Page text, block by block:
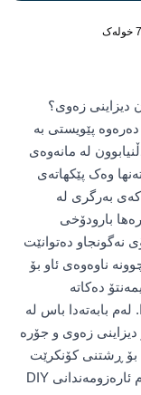
دیزاینی زەوی؟
پێویستی بە
لە مانەوەی
وەک پێکهاتەی
بەرگری لە
بارودۆخی
نەگونجاو دەتوانێت
ناوەوەی ئاو بۆ
دەکاتە
بابەتەدا باس لە
دیزاینی زەوی و جۆرە
بۆ ڕشتنی کۆنکرێت
دەکەین، بۆ ئەوەی هەم کەسانی پیشەیی و هەم ئارەزومەندانی DIY